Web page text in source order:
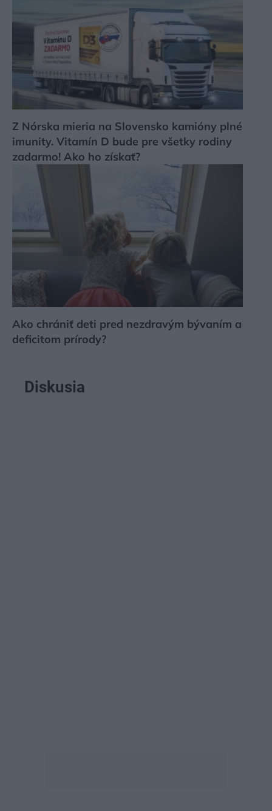
Z Nórska mieria na Slovensko kamióny plné
imunity. Vitamín D bude pre všetky rodiny
zadarmo! Ako ho získať?
Ako chrániť deti pred nezdravým bývaním a
deficitom prírody?
Diskusia